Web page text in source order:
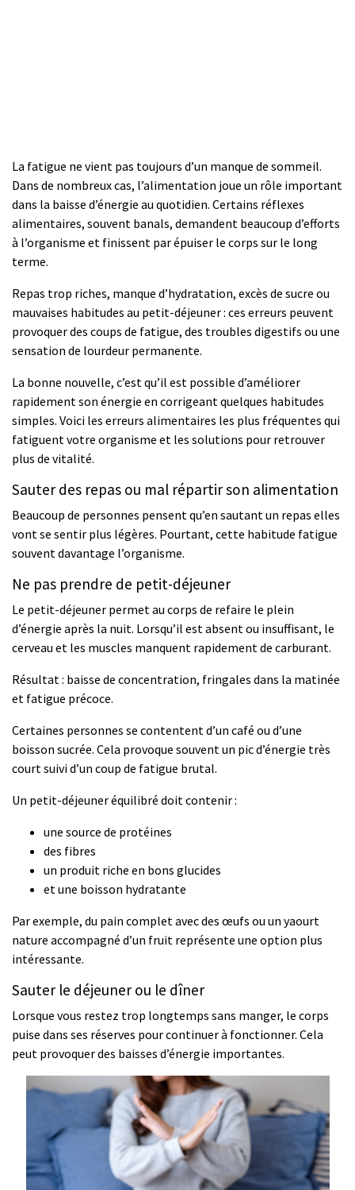
La fatigue ne vient pas toujours d’un manque de sommeil.
Dans de nombreux cas, l’alimentation joue un rôle important
dans la baisse d’énergie au quotidien. Certains réflexes
alimentaires, souvent banals, demandent beaucoup d’efforts
à l’organisme et finissent par épuiser le corps sur le long
terme.
Repas trop riches, manque d’hydratation, excès de sucre ou
mauvaises habitudes au petit-déjeuner : ces erreurs peuvent
provoquer des coups de fatigue, des troubles digestifs ou une
sensation de lourdeur permanente.
La bonne nouvelle, c’est qu’il est possible d’améliorer
rapidement son énergie en corrigeant quelques habitudes
simples. Voici les erreurs alimentaires les plus fréquentes qui
fatiguent votre organisme et les solutions pour retrouver
plus de vitalité.
Sauter des repas ou mal répartir son alimentation
Beaucoup de personnes pensent qu’en sautant un repas elles
vont se sentir plus légères. Pourtant, cette habitude fatigue
souvent davantage l’organisme.
Ne pas prendre de petit-déjeuner
Le petit-déjeuner permet au corps de refaire le plein
d’énergie après la nuit. Lorsqu’il est absent ou insuffisant, le
cerveau et les muscles manquent rapidement de carburant.
Résultat : baisse de concentration, fringales dans la matinée
et fatigue précoce.
Certaines personnes se contentent d’un café ou d’une
boisson sucrée. Cela provoque souvent un pic d’énergie très
court suivi d’un coup de fatigue brutal.
Un petit-déjeuner équilibré doit contenir :
une source de protéines
des fibres
un produit riche en bons glucides
et une boisson hydratante
Par exemple, du pain complet avec des œufs ou un yaourt
nature accompagné d’un fruit représente une option plus
intéressante.
Sauter le déjeuner ou le dîner
Lorsque vous restez trop longtemps sans manger, le corps
puise dans ses réserves pour continuer à fonctionner. Cela
peut provoquer des baisses d’énergie importantes.